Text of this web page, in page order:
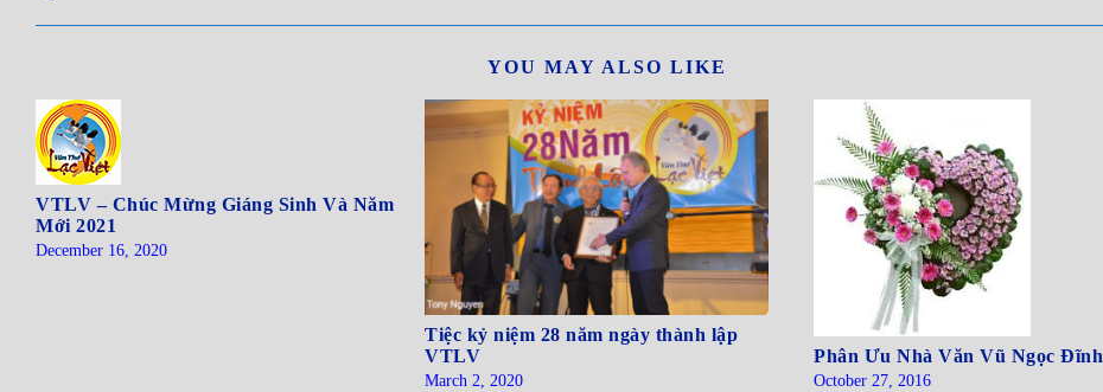
YOU MAY ALSO LIKE
VTLV – Chúc Mừng Giáng Sinh Và Năm
Mới 2021
December 16, 2020
Tiệc kỷ niệm 28 năm ngày thành lập
VTLV
March 2, 2020
Phân Ưu Nhà Văn Vũ Ngọc Đĩnh
October 27, 2016